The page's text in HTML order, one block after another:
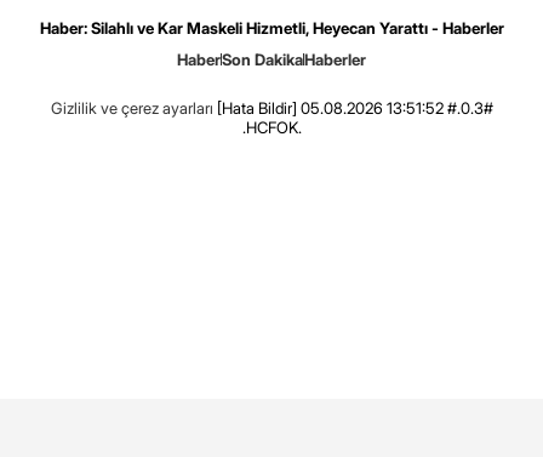
Haber: Silahlı ve Kar Maskeli Hizmetli, Heyecan Yarattı - Haberler
HaberSon DakikaHaberler
Gizlilik ve çerez ayarları [Hata Bildir] 05.08.2026 13:51:52 #.0.3#
.HCFOK.